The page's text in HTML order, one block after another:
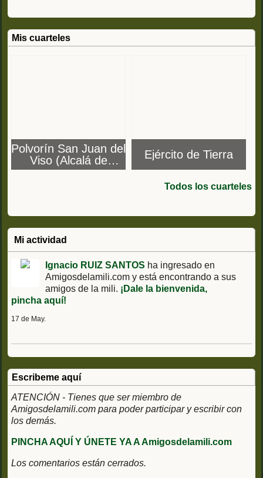
Mis cuarteles
Polvorín San Juan del
Viso (Alcalá de
Henares, Madrid)
Ejército de Tierra
Todos los cuarteles
Mi actividad
Ignacio RUIZ SANTOS ha ingresado en
Amigosdelamili.com y está encontrando a sus
amigos de la mili. ¡Dale la bienvenida,
pincha aquí!
17 de May.
Escribeme aquí
ATENCIÓN - Tienes que ser miembro de
Amigosdelamili.com para poder participar y escribir con
los demás.
PINCHA AQUÍ Y ÚNETE YA A Amigosdelamili.com
Los comentarios están cerrados.